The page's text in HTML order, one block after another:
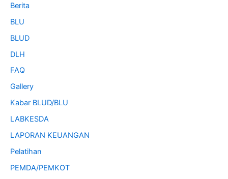
Berita
BLU
BLUD
DLH
FAQ
Gallery
Kabar BLUD/BLU
LABKESDA
LAPORAN KEUANGAN
Pelatihan
PEMDA/PEMKOT